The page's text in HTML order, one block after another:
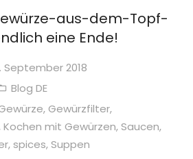
aus-dem-Topf-
eine Ende!
2018
Blog DE
, Gewürzfilter,
Kochen mit Gewürzen, Saucen,
, spices, Suppen